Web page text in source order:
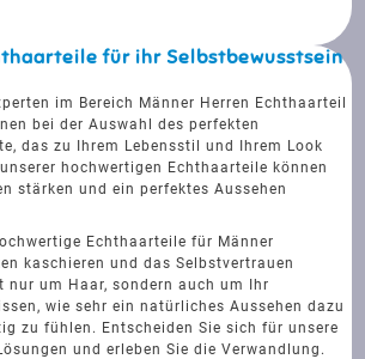
für ihr Selbstbewusstsein
im Bereich Männer Herren Echthaarteil
bei der Auswahl des perfekten
das zu Ihrem Lebensstil und Ihrem Look
hochwertigen Echthaarteile können
stärken und ein perfektes Aussehen
Echthaarteile für Männer
kaschieren und das Selbstvertrauen
nur um Haar, sondern auch um Ihr
wie sehr ein natürliches Aussehen dazu
zu fühlen. Entscheiden Sie sich für unsere
und erleben Sie die Verwandlung.